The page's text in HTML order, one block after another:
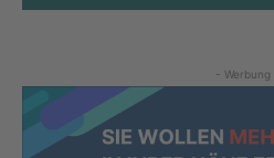
- Werbung -